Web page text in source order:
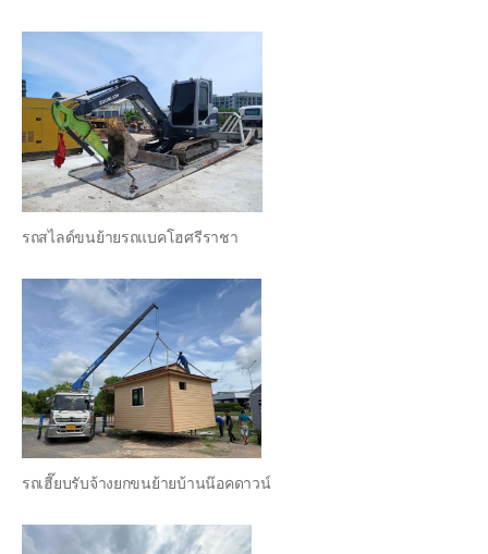
รถสไลด์ขนย้ายรถแบคโฮศรีราชา
รถเฮี๊ยบรับจ้างยกขนย้ายบ้านน๊อคดาวน์